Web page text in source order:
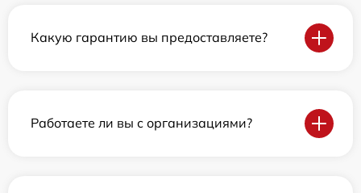
Какую гарантию вы предоставляете?
Работаете ли вы с организациями?